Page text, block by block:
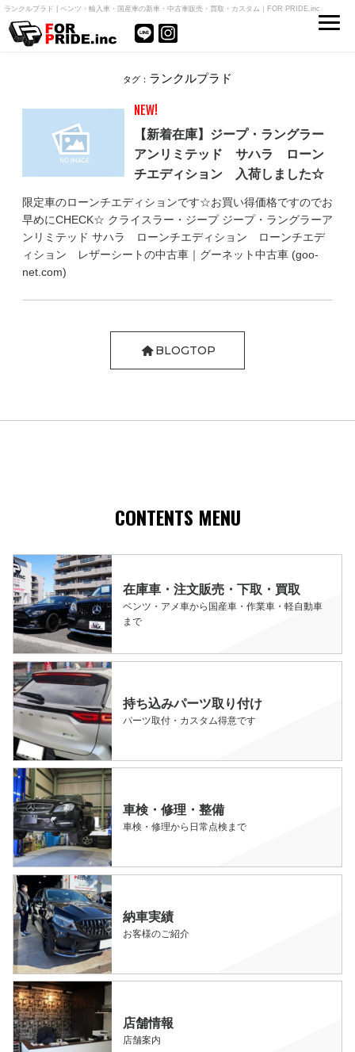
ランクルプラド | ベンツ・輸入車・国産車の新車・中古車販売・買取・カスタム｜FOR PRIDE.inc
タグ： ランクルプラド
NEW!
【新着在庫】ジープ・ラングラー
アンリミテッド サハラ ローン
チエディション 入荷しました☆
限定車のローンチエディションです☆お買い得価格ですのでお
早めにCHECK☆ クライスラー・ジープ ジープ・ラングラーア
ンリミテッド サハラ ローンチエディション ローンチエデ
ィション レザーシートの中古車｜グーネット中古車 (goo-
net.com)
BLOGTOP
CONTENTS MENU
在庫車・注文販売・下取・買取
ベンツ・アメ車から国産車・作業車・軽自動車
まで
持ち込みパーツ取り付け
パーツ取付・カスタム得意です
車検・修理・整備
車検・修理から日常点検まで
納車実績
お客様のご紹介
店舗情報
店舗案内